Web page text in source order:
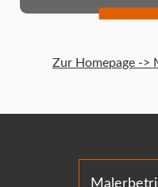
Zur Homepage ->